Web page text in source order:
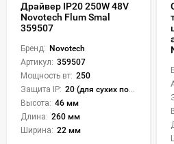
Драйвер IP20 250W 48V
Novotech Flum Smal
359507
Бренд: Novotech
Артикул: 359507
Мощность вт: 250
Защита IP: 20 (для сухих пом.)
Высота: 46 мм
Длина: 260 мм
Ширина: 22 мм